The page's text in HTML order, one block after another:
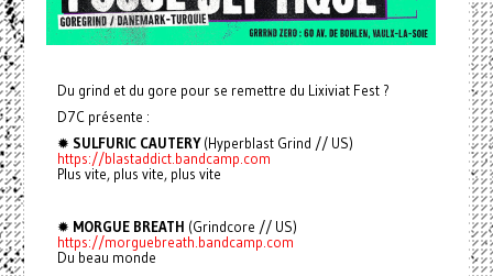
Du grind et du gore pour se remettre du Lixiviat Fest ?
D7C présente :
✹ SULFURIC CAUTERY(Hyperblast Grind // US)
https://blastaddict.bandcamp.com
Plus vite, plus vite, plus vite
✹ MORGUE BREATH (Grindcore // US)
https://morguebreath.bandcamp.com
Du beau monde